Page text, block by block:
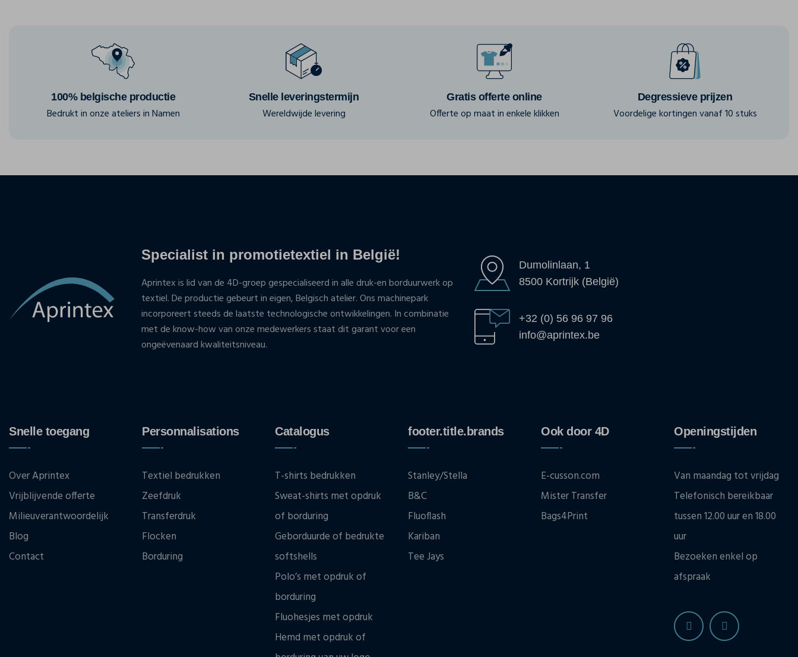
100% belgische productie
Bedrukt in onze ateliers in Namen
Snelle leveringstermijn
Wereldwijde levering
Gratis offerte online
Offerte op maat in enkele klikken
Degressieve prijzen
Voordelige kortingen vanaf 10 stuks
Specialist in promotietextiel in België!
Aprintex is lid van de 4D-groep gespecialiseerd in alle druk-en borduurwerk op
textiel. De productie gebeurt in eigen, Belgisch atelier. Ons machinepark
incorporeert steeds de laatste technologische ontwikkelingen. In combinatie
met de know-how van onze medewerkers staat dit garant voor een
ongeëvenaard kwaliteitsniveau.
Dumolinlaan, 1
8500 Kortrijk (België)
+32 (0) 56 96 97 96
info@aprintex.be
Snelle toegang
Over Aprintex
Vrijblijvende offerte
Milieuverantwoordelijk
Blog
Contact
Personnalisations
Textiel bedrukken
Zeefdruk
Transferdruk
Flocken
Borduring
Catalogus
T-shirts bedrukken
Sweat-shirts met opdruk
of borduring
Geborduurde of bedrukte
softshells
Polo’s met opdruk of
borduring
Fluohesjes met opdruk
Hemd met opdruk of
footer.title.brands
Stanley/Stella
B&C
Fluoflash
Kariban
Tee Jays
Ook door 4D
E-cusson.com
Mister Transfer
Bags4Print
Openingstijden
Van maandag tot vrijdag
Telefonisch bereikbaar
tussen 12.00 uur en 18.00
uur
Bezoeken enkel op
afspraak